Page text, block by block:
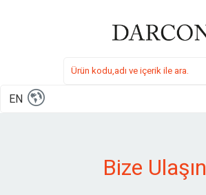
EN
Bize Ulaşın